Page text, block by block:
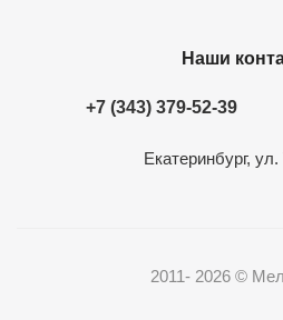
Наши
+7 (343) 379-52-39
Екатеринбург,
2011- 2026 ©